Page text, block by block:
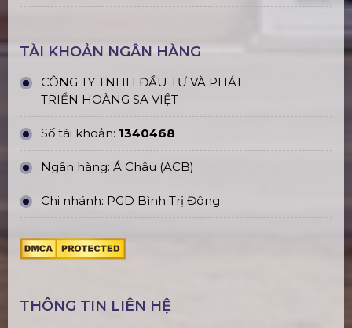
TÀI KHOẢN NGÂN HÀNG
CÔNG TY TNHH ĐẦU TƯ VÀ PHÁT
TRIỂN HOÀNG SA VIỆT
Số tài khoản: 1340468
Ngân hàng: Á Châu (ACB)
Chi nhánh: PGD Bình Trị Đông
THÔNG TIN LIÊN HỆ